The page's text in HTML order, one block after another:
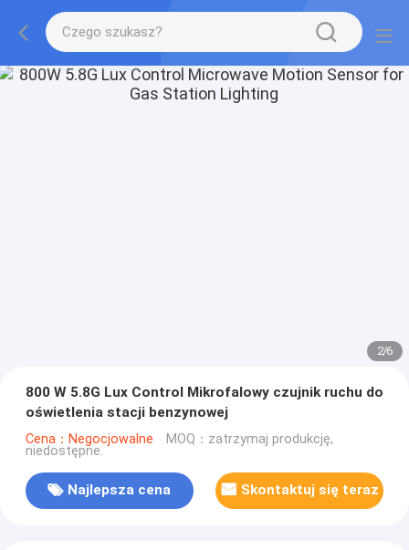
2/6
800 W 5.8G Lux Control Mikrofalowy czujnik ruchu do
oświetlenia stacji benzynowej
Cena：Negocjowalne MOQ：zatrzymaj produkcję,
niedostępne.
Najlepsza cena Skontaktuj się teraz